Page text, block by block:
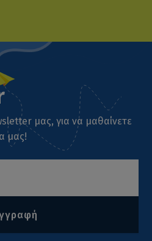
μας, για να μαθαίνετε
μας!